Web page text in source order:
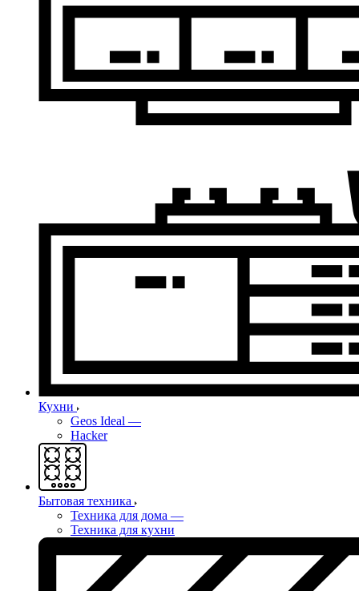
Кухни
Geos Ideal —
Hacker
Бытовая техника
Техника для дома —
Техника для кухни